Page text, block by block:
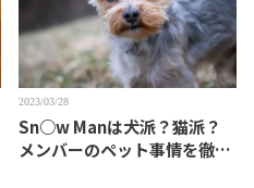
2023/03/28
Sn○w Manは犬派？猫派？
メンバーのペット事情を徹底